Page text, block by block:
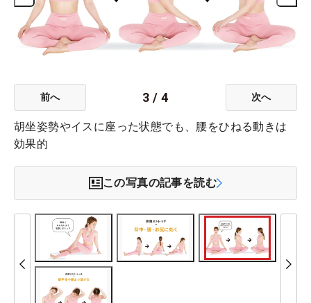
前へ 3 /4 次へ
胡坐姿勢やイスに座った状態でも、腰をひねる動きは
効果的
この写真の記事を読む